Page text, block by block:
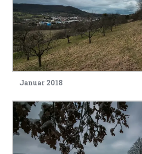
Januar 2018